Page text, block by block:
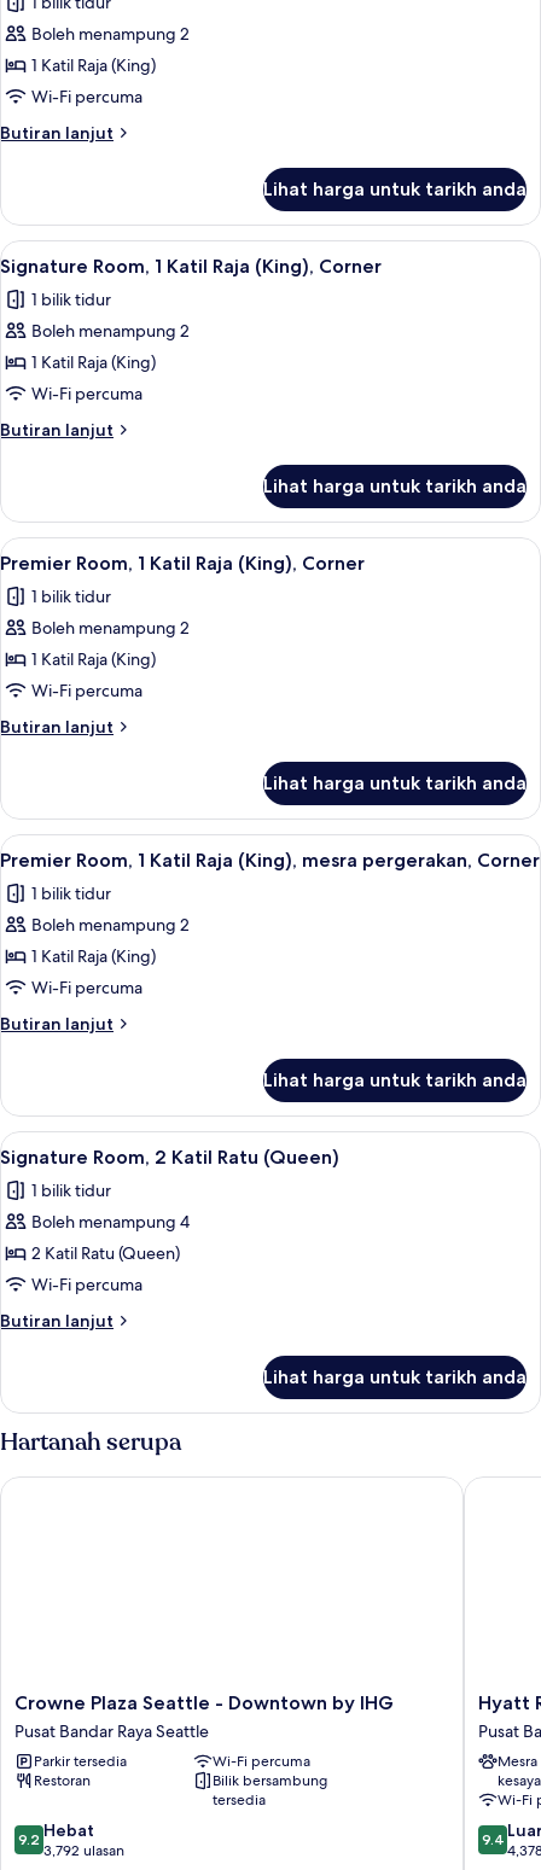
(Queen),
mesra
foto
untuk
Signature
Room,
1
Katil
(King)
Boleh menampung 2
1 Katil Raja (King)
Wi-Fi percuma
Butiran lanjut
Butiran
Room,
Katil
Raja
(King)
Lihat harga untuk tarikh anda
Lihat
semua
foto
untuk
Signature
Room,
1
Katil
(King),
Corner
Signature Room, 1 Katil Raja (King),
8
Signature Room, 1 Katil Raja (King), Corner
1 bilik tidur
Boleh menampung 2
1 Katil Raja (King)
Wi-Fi percuma
Butiran lanjut
Butiran
Room,
Katil
(King),
Corner
Lihat harga untuk tarikh anda
Lihat
semua
foto
untuk
Premier
Room,
1
Katil
(King),
Corner
Premier Room, 1 Katil Raja (King),
12
Premier Room, 1 Katil Raja (King), Corner
1 bilik tidur
Boleh menampung 2
1 Katil Raja (King)
Wi-Fi percuma
Butiran lanjut
Butiran
Room,
Katil
(King),
Corner
Lihat harga untuk tarikh anda
Lihat
semua
foto
untuk
Premier
Room,
1
Katil
(King),
mesra
pergerakan,
Corner
1 bilik tidur, peralatan tempat tidur
4
Premier Room, 1 Katil Raja (King), mesra pergerakan, Corner
1 bilik tidur
Boleh menampung 2
1 Katil Raja (King)
Wi-Fi percuma
Butiran lanjut
Butiran
Room,
Katil
Raja
(King),
mesra
Corner
Lihat harga untuk tarikh anda
Lihat
semua
foto
untuk
Signature
Room,
2
Katil
(Queen)
Signature Room, 2 Katil Ratu
6
Signature Room, 2 Katil Ratu (Queen)
1 bilik tidur
Boleh menampung 4
2 Katil Ratu (Queen)
Wi-Fi percuma
Butiran lanjut
Butiran
Room,
2
Katil
Ratu
(Queen)
Lihat harga untuk tarikh anda
Hartanah serupa
Crowne
Plaza
Seattle
-
Downtown
IHG
Pusat
Crowne Plaza Seattle - Downtown by IHG
Pusat Bandar Raya Seattle
Parkir tersedia
Wi-Fi percuma
Restoran
Bilik bersambung
tersedia
9.2
daripada
9.2 Hebat
3,792 ulasan
Crowne Plaza Seattle - Downtown by IHG
Hyatt
Seattle
Pusat
Bandar
Raya
Seattle
Hyatt
Pusat
Wi-Fi
9.4
9.4
Hyatt